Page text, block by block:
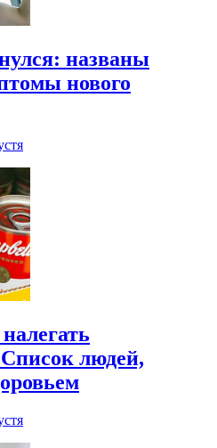
названы
нового
людей,